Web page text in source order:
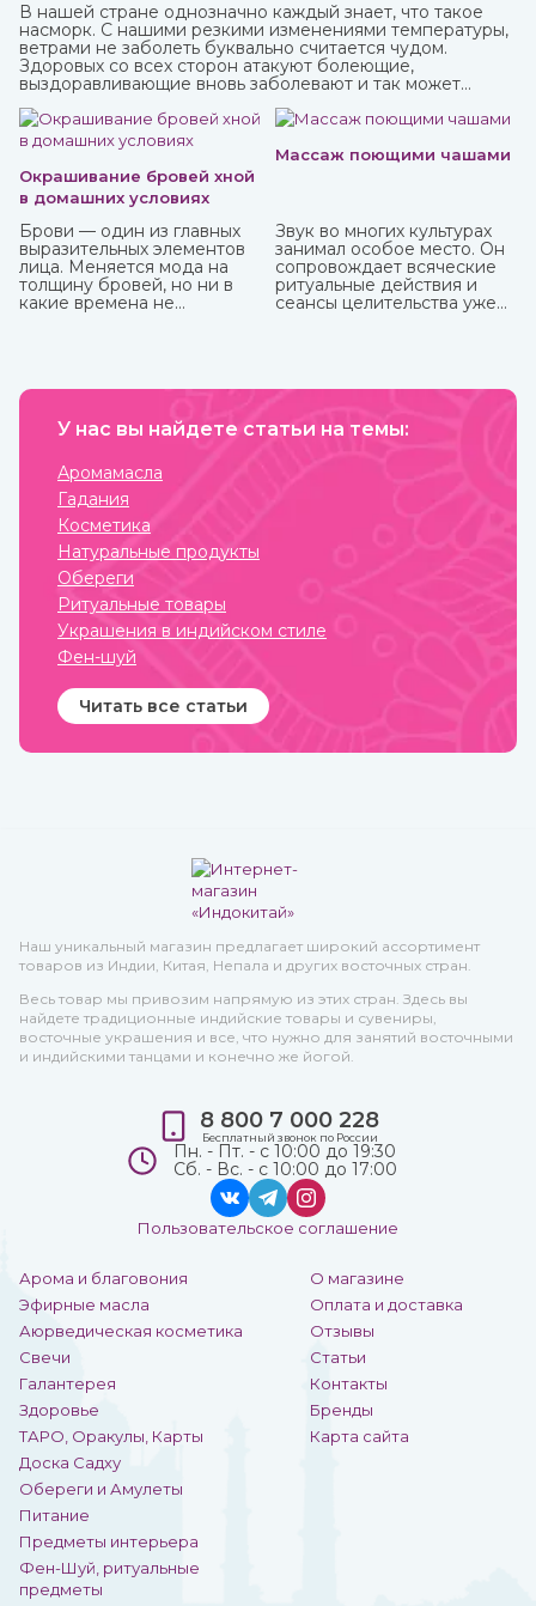
В нашей стране однозначно каждый знает, что такое
насморк. С нашими резкими изменениями температуры,
ветрами не заболеть буквально считается чудом.
Здоровых со всех сторон атакуют болеющие,
выздоравливающие вновь заболевают и так может
Окрашивание бровей хной
в домашних условиях
Брови — один из главных
выразительных элементов
лица. Меняется мода на
толщину бровей, но ни в
какие времена не
достались яркие брови, но
средства можно не только
И это хна, которую можно
приобрести в интернет-
магазине ИндоКитай.
Массаж поющими чашами
Звук во многих культурах
занимал особое место. Он
сопровождает всяческие
ритуальные действия и
сеансы целительства уже
У нас вы найдете статьи на темы:
Аромамасла
Гадания
Косметика
Натуральные продукты
Обереги
Ритуальные товары
Украшения в индийском стиле
Фен-шуй
Читать все статьи
Наш уникальный магазин предлагает широкий ассортимент
товаров из Индии, Китая, Непала и других восточных стран.
Весь товар мы привозим напрямую из этих стран. Здесь вы
найдете традиционные индийские товары и сувениры,
восточные украшения и все, что нужно для занятий восточными
и индийскими танцами и конечно же йогой.
Арома и благовония
Эфирные масла
Аюрведическая косметика
Свечи
Галантерея
Здоровье
ТАРО, Оракулы, Карты
Доска Садху
Обереги и Амулеты
Питание
Предметы интерьера
Фен-Шуй, ритуальные
предметы
О магазине
Оплата и доставка
Отзывы
Статьи
Контакты
Бренды
Карта сайта
8 800 7 000 228
Бесплатный звонок по России
Пн. - Пт. - с 10:00 до 19:30
Сб. - Вс. - с 10:00 до 17:00
Пользовательское соглашение